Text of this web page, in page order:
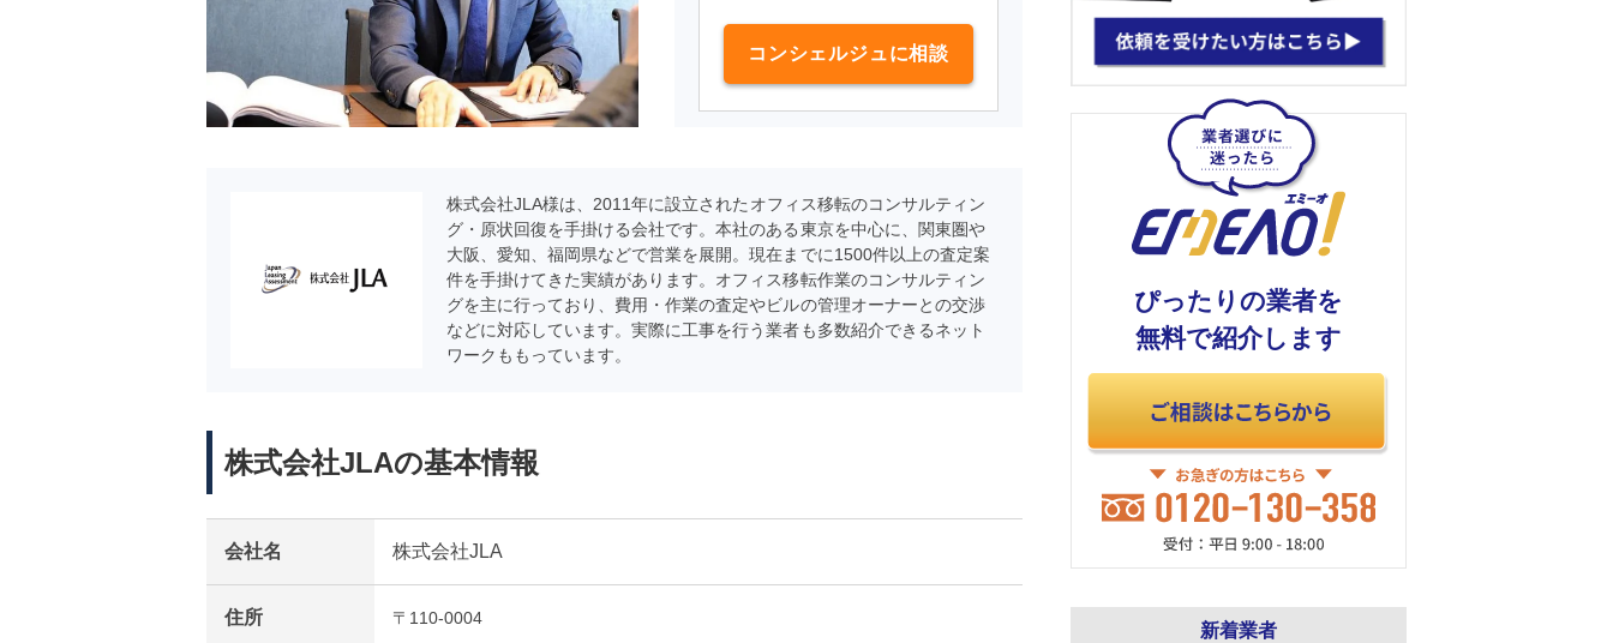
コンシェルジュに相談
株式会社JLA様は、2011年に設立されたオフィス移転のコンサルティン
グ・原状回復を手掛ける会社です。本社のある東京を中心に、関東圏や
大阪、愛知、福岡県などで営業を展開。現在までに1500件以上の査定案
件を手掛けてきた実績があります。オフィス移転作業のコンサルティン
グを主に行っており、費用・作業の査定やビルの管理オーナーとの交渉
などに対応しています。実際に工事を行う業者も多数紹介できるネット
ワークももっています。
株式会社JLAの基本情報
会社名 株式会社JLA
住所 〒110-0004
ぴったりの業者を
無料で紹介します
新着業者